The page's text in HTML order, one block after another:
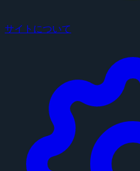
サイトについて